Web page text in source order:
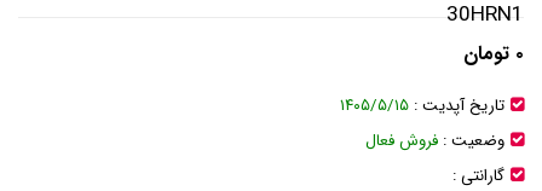
30HRN1
۰ تومان
تاریخ آپدیت : ۱۴۰۵/۵/۱۵
وضعیت : فروش فعال
گارانتی :